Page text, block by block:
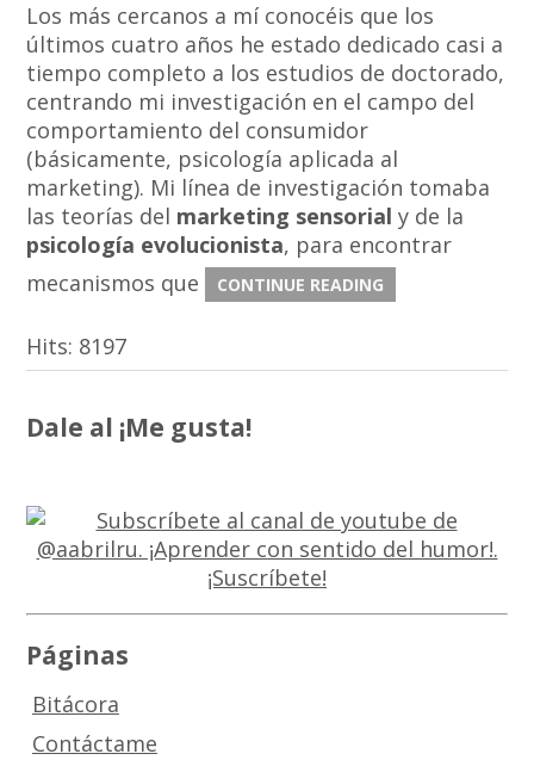
Los más cercanos a mí conocéis que los
últimos cuatro años he estado dedicado casi a
tiempo completo a los estudios de doctorado,
centrando mi investigación en el campo del
comportamiento del consumidor
(básicamente, psicología aplicada al
marketing). Mi línea de investigación tomaba
las teorías del marketing sensorial y de la
psicología evolucionista, para encontrar
mecanismos que
CONTINUE READING
Hits: 8197
Dale al ¡Me gusta!
Páginas
Bitácora
Contáctame